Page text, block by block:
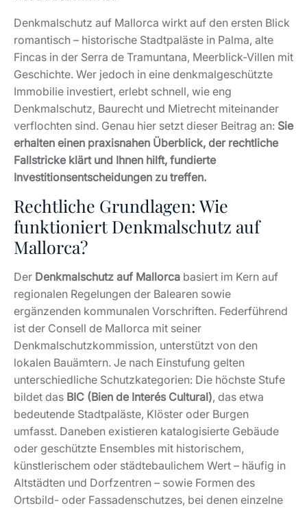
Denkmalschutz auf Mallorca wirkt auf den ersten Blick
romantisch – historische Stadtpaläste in Palma, alte
Fincas in der Serra de Tramuntana, Meerblick-Villen mit
Geschichte. Wer jedoch in eine denkmalgeschützte
Immobilie investiert, erlebt schnell, wie eng
Denkmalschutz, Baurecht und Mietrecht miteinander
verflochten sind. Genau hier setzt dieser Beitrag an: Sie
erhalten einen praxisnahen Überblick, der rechtliche
Fallstricke klärt und Ihnen hilft, fundierte
Investitionsentscheidungen zu treffen.
Rechtliche Grundlagen: Wie
funktioniert Denkmalschutz auf
Mallorca?
Der Denkmalschutz auf Mallorca basiert im Kern auf
regionalen Regelungen der Balearen sowie
ergänzenden kommunalen Vorschriften. Federführend
ist der Consell de Mallorca mit seiner
Denkmalschutzkommission, unterstützt von den
lokalen Bauämtern. Je nach Einstufung gelten
unterschiedliche Schutzkategorien: Die höchste Stufe
bildet das BIC (Bien de Interés Cultural), das etwa
bedeutende Stadtpaläste, Klöster oder Burgen
umfasst. Daneben existieren katalogisierte Gebäude
oder geschützte Ensembles mit historischem,
künstlerischem oder städtebaulichem Wert – häufig in
Altstädten und Dorfzentren – sowie Formen des
Ortsbild- oder Fassadenschutzes, bei denen einzelne